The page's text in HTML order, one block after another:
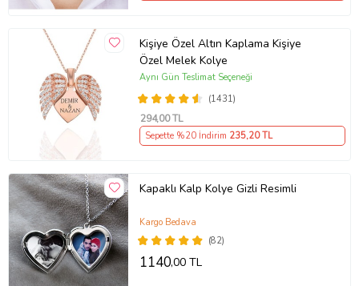
Kişiye Özel Altın Kaplama Kişiye
Özel Melek Kolye
(1431)
Aynı Gün Teslimat Seçeneği
294,00 TL
Sepette %20 İndirim 235,20 TL
Kapaklı Kalp Kolye Gizli Resimli
(82)
Kargo Bedava
1140,00 TL